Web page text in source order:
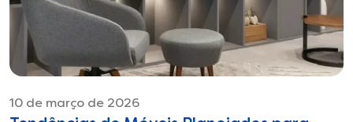
10 de março de 2026